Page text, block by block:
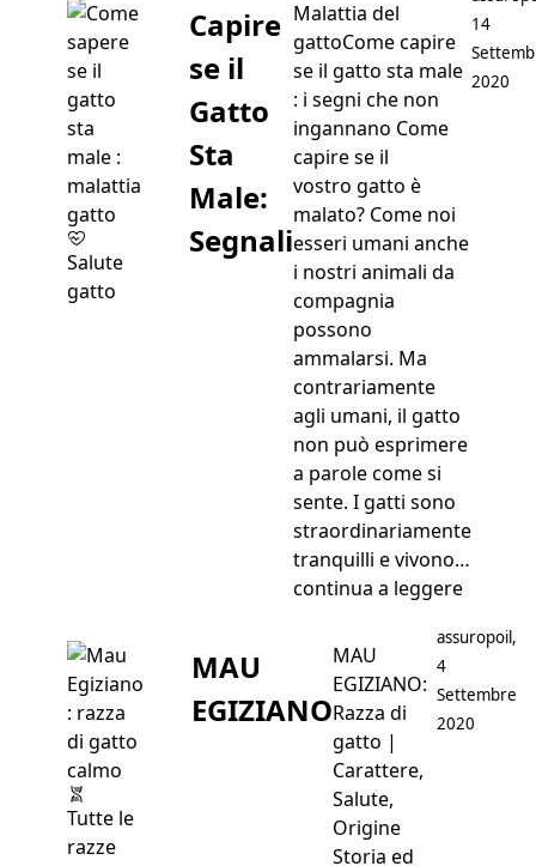
Salute
gatto
Capire
se il
Gatto
Sta
Male:
Segnali
Malattia del
gattoCome capire
se il gatto sta male
: i segni che non
ingannano Come
capire se il
vostro gatto è
malato? Come noi
esseri umani anche
i nostri animali da
compagnia
possono
ammalarsi. Ma
contrariamente
agli umani, il gatto
non può esprimere
a parole come si
sente. I gatti sono
straordinariamente
tranquilli e vivono…
continua a leggere“Capire
14
2020
Tutte le
razze
MAU
EGIZIANO
MAU
EGIZIANO:
Razza di
gatto |
Carattere,
Salute,
Origine
Storia ed
Postato da
assuropoil,
4
Settembre
2020